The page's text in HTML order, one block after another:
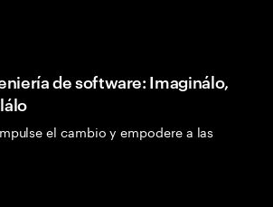
de software: Imaginálo,
el cambio y empodere a las